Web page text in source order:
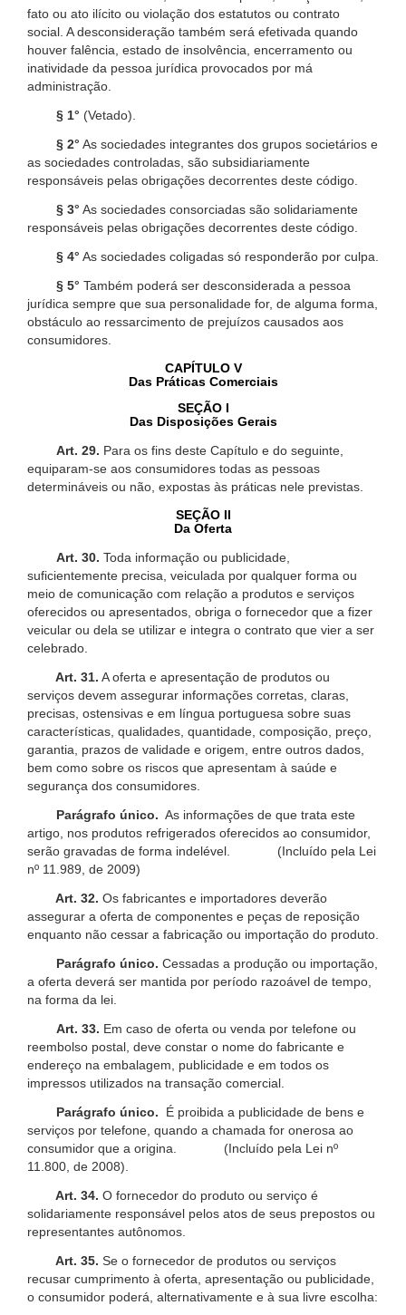
fato ou ato ilícito ou violação dos estatutos ou contrato
social. A desconsideração também será efetivada quando
houver falência, estado de insolvência, encerramento ou
inatividade da pessoa jurídica provocados por má
administração.
§ 1° (Vetado).
§ 2° As sociedades integrantes dos grupos societários e
as sociedades controladas, são subsidiariamente
responsáveis pelas obrigações decorrentes deste código.
§ 3° As sociedades consorciadas são solidariamente
responsáveis pelas obrigações decorrentes deste código.
§ 4° As sociedades coligadas só responderão por culpa.
§ 5° Também poderá ser desconsiderada a pessoa
jurídica sempre que sua personalidade for, de alguma forma,
obstáculo ao ressarcimento de prejuízos causados aos
consumidores.
CAPÍTULO V
Das Práticas Comerciais
SEÇÃO I
Das Disposições Gerais
Art. 29. Para os fins deste Capítulo e do seguinte,
equiparam-se aos consumidores todas as pessoas
determináveis ou não, expostas às práticas nele previstas.
SEÇÃO II
Da Oferta
Art. 30. Toda informação ou publicidade,
suficientemente precisa, veiculada por qualquer forma ou
meio de comunicação com relação a produtos e serviços
oferecidos ou apresentados, obriga o fornecedor que a fizer
veicular ou dela se utilizar e integra o contrato que vier a ser
celebrado.
Art. 31. A oferta e apresentação de produtos ou
serviços devem assegurar informações corretas, claras,
precisas, ostensivas e em língua portuguesa sobre suas
características, qualidades, quantidade, composição, preço,
garantia, prazos de validade e origem, entre outros dados,
bem como sobre os riscos que apresentam à saúde e
segurança dos consumidores.
Parágrafo único. As informações de que trata este
artigo, nos produtos refrigerados oferecidos ao consumidor,
serão gravadas de forma indelével. (Incluído pela Lei
nº 11.989, de 2009)
Art. 32. Os fabricantes e importadores deverão
assegurar a oferta de componentes e peças de reposição
enquanto não cessar a fabricação ou importação do produto.
Parágrafo único. Cessadas a produção ou importação,
a oferta deverá ser mantida por período razoável de tempo,
na forma da lei.
Art. 33. Em caso de oferta ou venda por telefone ou
reembolso postal, deve constar o nome do fabricante e
endereço na embalagem, publicidade e em todos os
impressos utilizados na transação comercial.
Parágrafo único.
É proibida a publicidade de bens e
serviços por telefone, quando a chamada for onerosa ao
consumidor que a origina. (Incluído pela Lei nº
11.800, de 2008).
Art. 34. O fornecedor do produto ou serviço é
solidariamente responsável pelos atos de seus prepostos ou
representantes autônomos.
Art. 35. Se o fornecedor de produtos ou serviços
recusar cumprimento à oferta, apresentação ou publicidade,
o consumidor poderá, alternativamente e à sua livre escolha: